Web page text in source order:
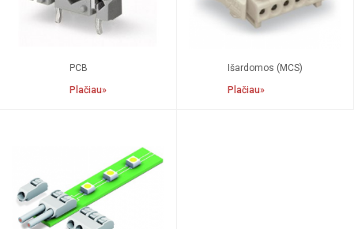
PCB
Plačiau»
Išardomos (MCS)
Plačiau»